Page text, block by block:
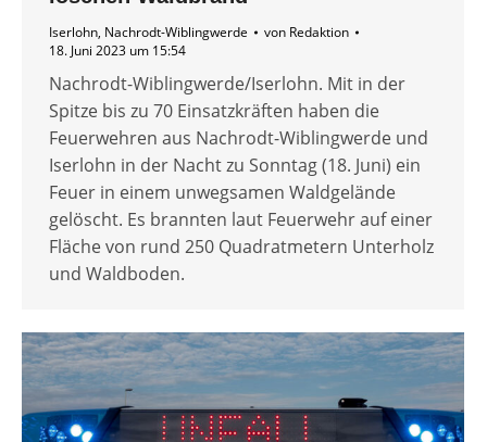
Iserlohn, Nachrodt-Wiblingwerde von Redaktion
18. Juni 2023 um 15:54
Nachrodt-Wiblingwerde/Iserlohn. Mit in der
Spitze bis zu 70 Einsatzkräften haben die
Feuerwehren aus Nachrodt-Wiblingwerde und
Iserlohn in der Nacht zu Sonntag (18. Juni) ein
Feuer in einem unwegsamen Waldgelände
gelöscht. Es brannten laut Feuerwehr auf einer
Fläche von rund 250 Quadratmetern Unterholz
und Waldboden.